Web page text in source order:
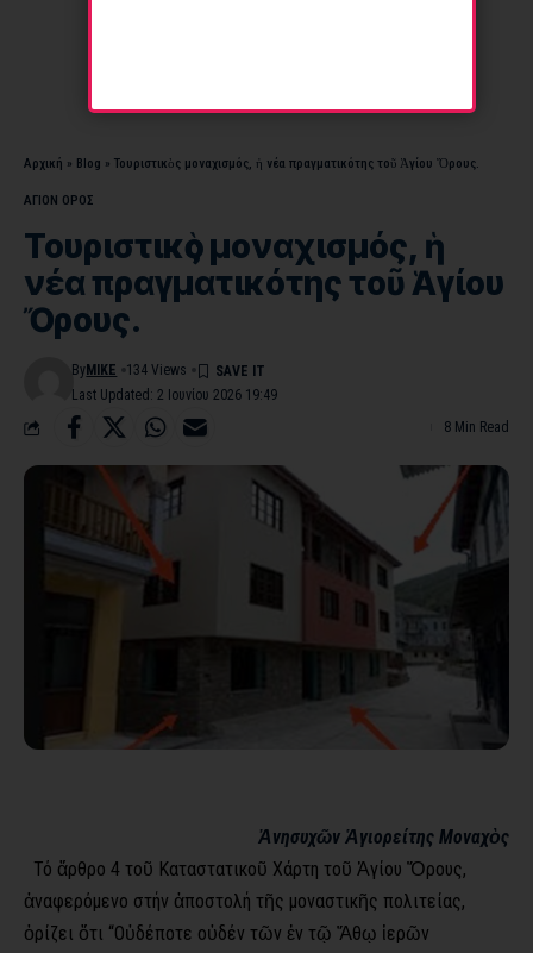
Αρχική » Blog » Τουριστικὸς μοναχισμός, ἡ νέα πραγματικότης τοῦ Ἁγίου Ὄρους.
ΑΓΙΟΝ ΟΡΟΣ
Τουριστικὸς μοναχισμός, ἡ
νέα πραγματικότης τοῦ Ἁγίου
Ὄρους.
Last Updated: 2 Ιουνίου 2026 19:49
By MIKE 134 Views
8 Min Read
Ἀνησυχῶν Ἁγιορείτης Μοναχὸς
Τό ἄρθρο 4 τοῦ Καταστατικοῦ Χάρτη τοῦ Ἁγίου Ὄρους,
ἀναφερόμενο στήν ἀποστολή τῆς μοναστικῆς πολιτείας,
ὁρίζει ὅτι “Οὐδέποτε οὐδέν τῶν ἐν τῷ Ἄθῳ ἱερῶν